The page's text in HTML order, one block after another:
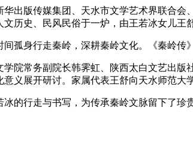
版传媒集团、天水市文学艺术界联合会
历史、民风民俗于一炉，由王若冰女儿王
身行走秦岭，深耕秦岭文化。《秦岭传
常务副院长韩霁虹、陕西太白文艺出版
义展开研讨。家属代表王舒向天水师范大
行走与书写，为传承秦岭文脉留下了珍贵